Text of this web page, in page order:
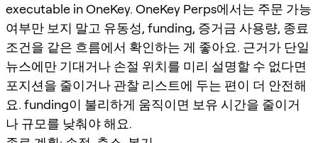
executable in OneKey. OneKey Perps에서는 주문 가능
여부만 보지 말고 유동성, funding, 증거금 사용량, 종료
조건을 같은 흐름에서 확인하는 게 좋아요. 근거가 단일
뉴스에만 기대거나 손절 위치를 미리 설명할 수 없다면
포지션을 줄이거나 관찰 리스트에 두는 편이 더 안전해
요. funding이 불리하게 움직이면 보유 시간을 줄이거
나 규모를 낮춰야 해요.